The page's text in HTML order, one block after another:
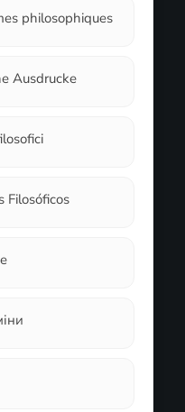
philosophiques
Ausdrucke
Filosóficos